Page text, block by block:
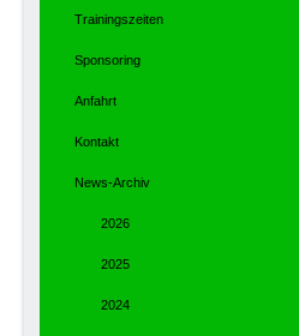
Trainingszeiten
Sponsoring
Anfahrt
Kontakt
News-Archiv
2026
2025
2024